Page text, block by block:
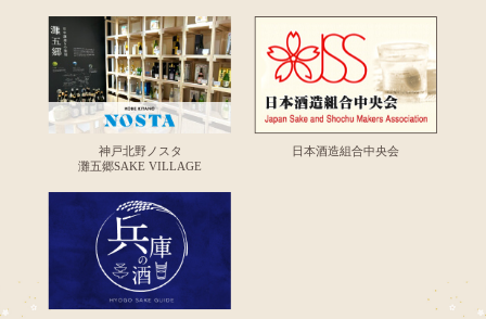
神戸北野ノスタ
灘五郷SAKE VILLAGE
日本酒造組合中央会